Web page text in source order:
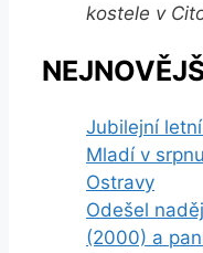
kostele v
Jubilejní
Mladí v
Ostravy
Odešel
(2000) a